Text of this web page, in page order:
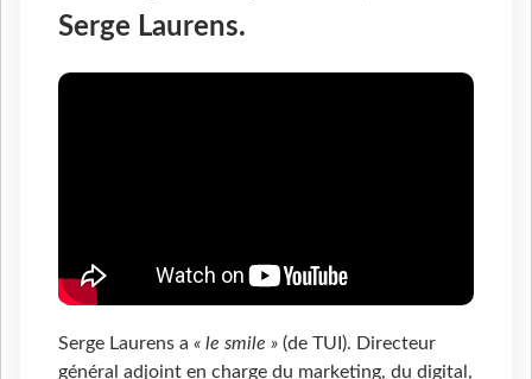
Serge Laurens.
Serge Laurens a « le smile » (de TUI). Directeur
général adjoint en charge du marketing, du digital,